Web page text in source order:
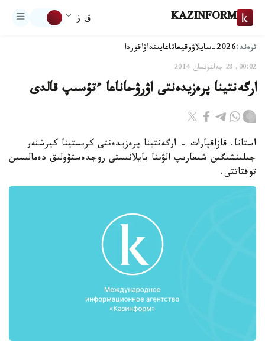
KAZINFORM ق ز
ترەند:2026-سايلاۋ وقيعاتاعايىنداۋاقوردا
00:02, 28 جەلتوقسان 2014
ارگەنتينا پرەزيدەنتى اۋرۋحاناعا ءتۇسىپ قالدى
استانا. قازاقپارات - ارگەنتينا پرەزيدەنتى كريستينا كيرشنەر
جىلىنشىگىن شىعارىپ الۋىنا بايلانىستى روجدەستۆولىق دەمالىسىن
توقتاتتى.